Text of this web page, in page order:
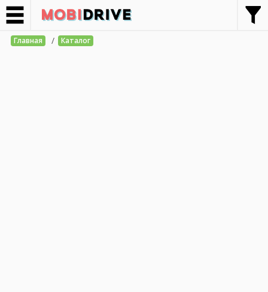
Главная / Каталог